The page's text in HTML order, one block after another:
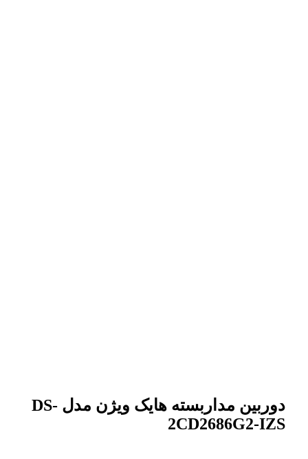
دوربین مداربسته هایک ویژن مدل DS-
2CD2686G2-IZS